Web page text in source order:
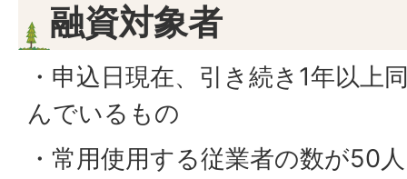
融資対象者
・申込日現在、引き続き1年以上
んでいるもの
・常用使用する従業者の数が50